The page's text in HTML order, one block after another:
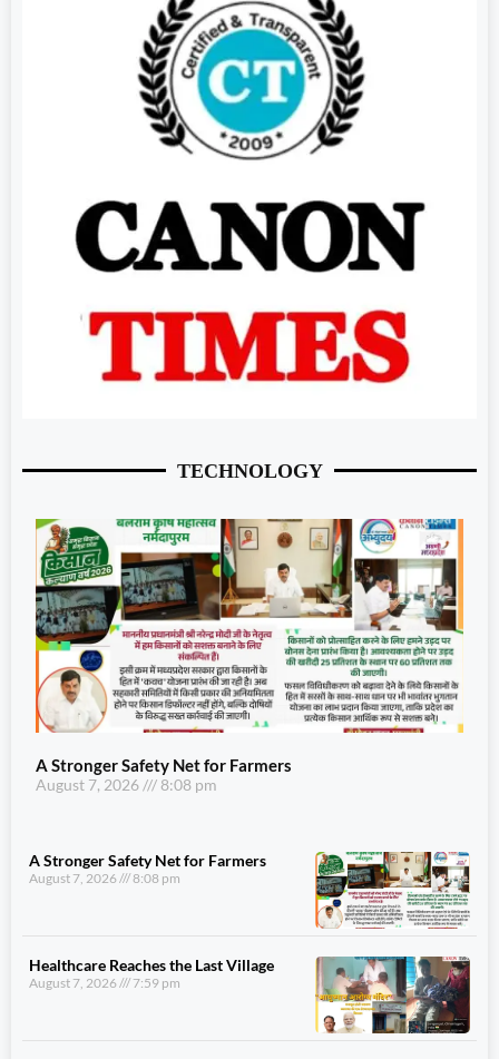
TECHNOLOGY
A Stronger Safety Net for Farmers
August 7, 2026 8:08 pm
A Stronger Safety Net for Farmers
August 7, 2026 8:08 pm
Healthcare Reaches the Last Village
August 7, 2026 7:59 pm